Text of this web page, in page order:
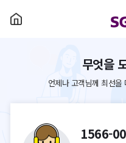
무엇을
언제나 고객님께 최선
1566-